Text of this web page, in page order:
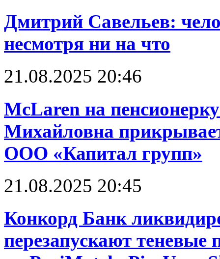
Дмитрий Савельев:
несмотря ни на что
21.08.2025 20:46
McLaren на
Михайловна
ООО «Капитал групп»
21.08.2025 20:45
Конкорд Банк
перезапускают